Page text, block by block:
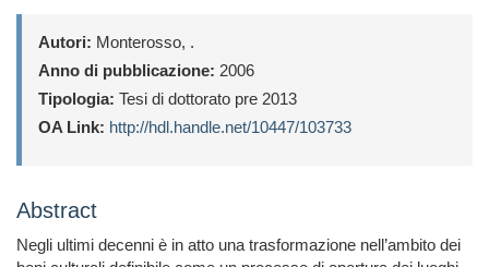
Autori: Monterosso, .
Anno di pubblicazione: 2006
Tipologia: Tesi di dottorato pre 2013
OA Link: http://hdl.handle.net/10447/103733
Abstract
Negli ultimi decenni è in atto una trasformazione nell’ambito dei